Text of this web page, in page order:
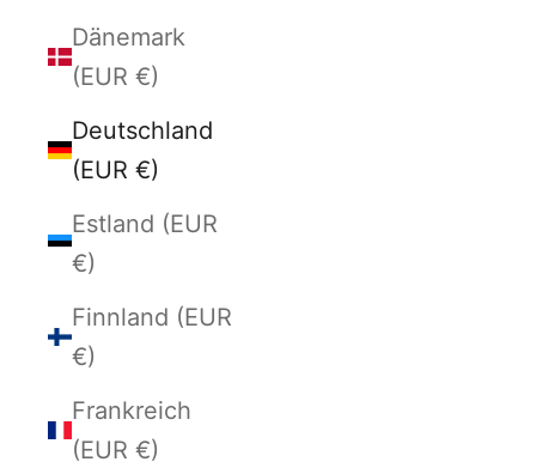
Dänemark
(EUR €)
Deutschland
(EUR €)
Estland (EUR
€)
Finnland (EUR
€)
Frankreich
(EUR €)